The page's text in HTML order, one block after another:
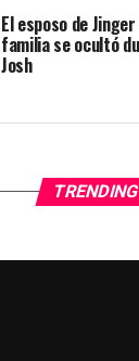
El esposo de
familia se ocultó
Josh
TRENDING